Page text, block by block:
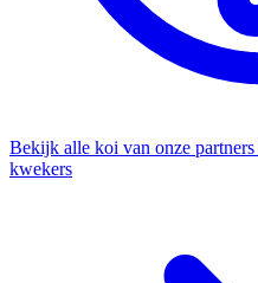
Bekijk alle koi van onze partners
kwekers